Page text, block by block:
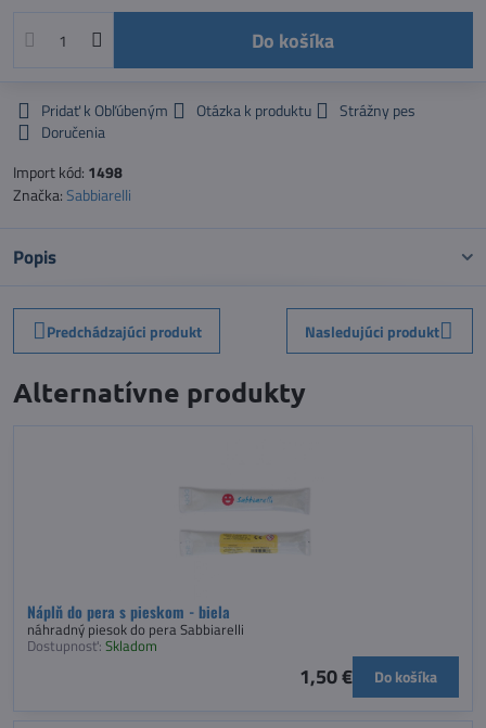
Do košíka
Pridať k Obľúbeným Otázka k produktu
Strážny pes
Doručenia
Import kód: 1498
Značka:Sabbiarelli
Popis
Predchádzajúci produkt Nasledujúci produkt
Alternatívne produkty
Náplň do pera s pieskom - biela
náhradný piesok do pera Sabbiarelli
Dostupnosť: Skladom
1,50 € Do košíka